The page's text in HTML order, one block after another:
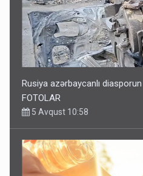
Rusiya azərbaycanlı
FOTOLAR
5 Avqust 10:58